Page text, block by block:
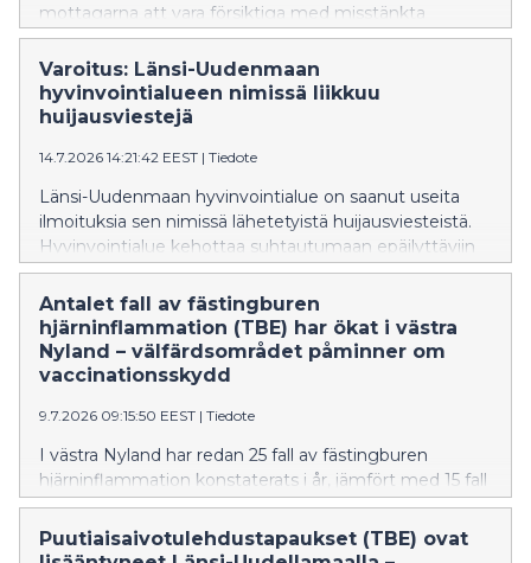
mottagarna att vara försiktiga med misstänkta
meddelanden, att inte öppna länkarna i dem och att
inte lämna ut personuppgifter.
Varoitus: Länsi-Uudenmaan
hyvinvointialueen nimissä liikkuu
huijausviestejä
14.7.2026 14:21:42 EEST | Tiedote
Länsi-Uudenmaan hyvinvointialue on saanut useita
ilmoituksia sen nimissä lähetetyistä huijausviesteistä.
Hyvinvointialue kehottaa suhtautumaan epäilyttäviin
viesteihin varauksella eikä avaamaan niiden linkkejä tai
luovuttamaan henkilötietoja.
Antalet fall av fästingburen
hjärninflammation (TBE) har ökat i västra
Nyland – välfärdsområdet påminner om
vaccinationsskydd
9.7.2026 09:15:50 EEST | Tiedote
I västra Nyland har redan 25 fall av fästingburen
hjärninflammation konstaterats i år, jämfört med 15 fall
vid samma tidpunkt i fjol. Vaccinet är det effektivaste
sättet att skydda sig mot fästingburen
hjärninflammation.
Puutiaisaivotulehdustapaukset (TBE) ovat